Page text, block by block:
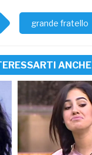
grande fratello
ANCHE